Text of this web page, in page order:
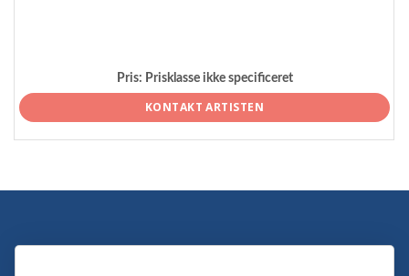
Pris: Prisklasse ikke specificeret
KONTAKT ARTISTEN